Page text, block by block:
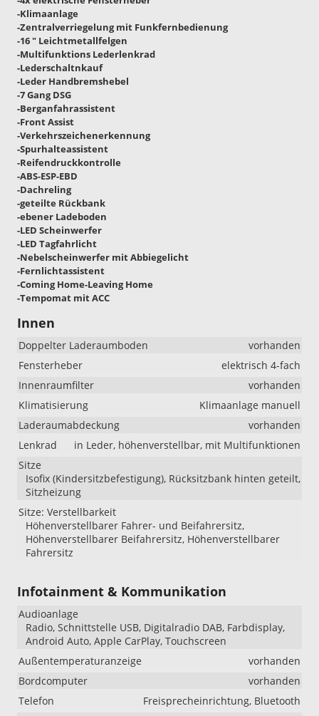
-Klimaanlage
-Zentralverriegelung mit Funkfernbedienung
-16 " Leichtmetallfelgen
-Multifunktions Lederlenkrad
-Lederschaltnkauf
-Leder Handbremshebel
-7 Gang DSG
-Berganfahrassistent
-Front Assist
-Verkehrszeichenerkennung
-Spurhalteassistent
-Reifendruckkontrolle
-ABS-ESP-EBD
-Dachreling
-geteilte Rückbank
-ebener Ladeboden
-LED Scheinwerfer
-LED Tagfahrlicht
-Nebelscheinwerfer mit Abbiegelicht
-Fernlichtassistent
-Coming Home-Leaving Home
-Tempomat mit ACC
Innen
Doppelter Laderaumboden
vorhanden
Fensterheber
elektrisch 4-fach
Innenraumfilter
vorhanden
Klimatisierung
Klimaanlage manuell
Laderaumabdeckung
vorhanden
Lenkrad
in Leder, höhenverstellbar, mit Multifunktionen
Sitze
Isofix (Kindersitzbefestigung), Rücksitzbank hinten geteilt,
Sitzheizung
Sitze: Verstellbarkeit
Höhenverstellbarer Fahrer- und Beifahrersitz,
Höhenverstellbarer Beifahrersitz, Höhenverstellbarer
Fahrersitz
Infotainment & Kommunikation
Audioanlage
Radio, Schnittstelle USB, Digitalradio DAB, Farbdisplay,
Android Auto, Apple CarPlay, Touchscreen
Außentemperaturanzeige
vorhanden
Bordcomputer
vorhanden
Telefon
Freisprecheinrichtung, Bluetooth